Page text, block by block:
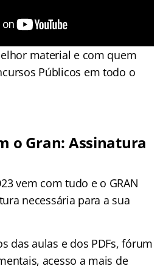
material e com quem
Públicos em todo o
o Gran: Assinatura
vem com tudo e o GRAN
necessária para a sua
das aulas e dos PDFs, fórum
acesso a mais de